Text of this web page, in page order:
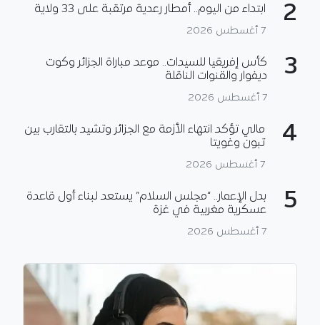
2 ابتداء من اليوم.. أمطار رعدية مرتقبة على 33 ولاية
7 أغسطس 2026
3
كأس إفريقيا للسيدات.. موعد مباراة الجزائر وكوت
ديفوار والقنوات الناقلة
7 أغسطس 2026
4
مالي تؤكد انتهاء الأزمة مع الجزائر وتشيد بالتقارب بين
تبون وغويتا
7 أغسطس 2026
5
بدل الإعمار.. “مجلس السلام” يستعد لبناء أول قاعدة
عسكرية مغربية في غزة
7 أغسطس 2026